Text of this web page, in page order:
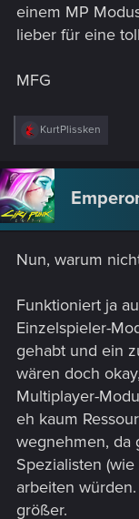
einem MP
lieber für eine
MFG
R
c
t
i
o
n
:
KurtPlissken
Nun, warum
Funktioniert ja
Einzelspieler-
gehabt und ein
wären doch
Multiplayer-
eh kaum
wegnehmen, da
Spezialisten
arbeiten
größer.